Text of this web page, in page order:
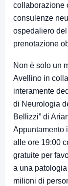
collaborazione
consulenze
ospedaliero del
prenotazione
Non è solo un
Avellino in
interamente
di Neurologia
Bellizzi” di
Appuntamento
alle ore 19:00
gratuite per
a una
milioni di